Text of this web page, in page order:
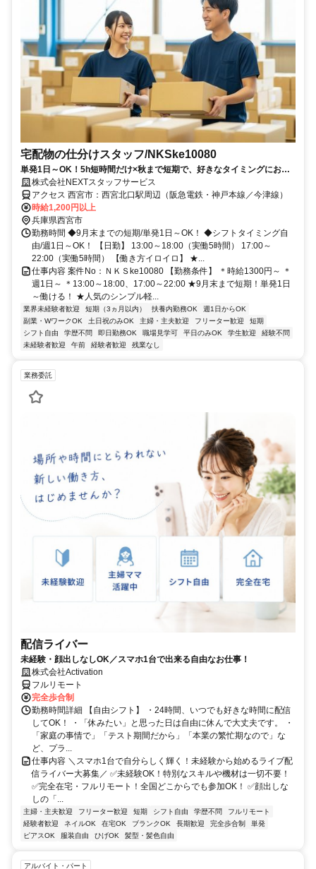
宅配物の仕分けスタッフ/NKSke10080
単発1日～OK！5h短時間だけ×秋まで短期で、好きなタイミングにお小
遣い稼ぎ★
株式会社NEXTスタッフサービス
アクセス 西宮市：西宮北口駅周辺（阪急電鉄・神戸本線／今津線）
時給1,200円以上
兵庫県西宮市
勤務時間 ◆9月末までの短期/単発1日～OK！ ◆シフトタイミング自
由/週1日～OK！ 【日勤】 13:00～18:00（実働5時間） 17:00～
22:00（実働5時間） 【働き方イロイロ】 ★...
仕事内容 案件No：ＮＫＳke10080 【勤務条件】 ＊時給1300円～ ＊
週1日～ ＊13:00～18:00、17:00～22:00 ★9月末まで短期！単発1日
～働ける！ ★人気のシンプル軽...
業界未経験者歓迎 短期（3ヵ月以内） 扶養内勤務OK
週1日からOK
副業・WワークOK
土日祝のみOK 主婦・主夫歓迎 フリーター歓迎
短期
シフト自由
学歴不問 即日勤務OK 職場見学可 平日のみOK 学生歓迎
経験不問
未経験者歓迎
午前 経験者歓迎 残業なし
業務委託
配信ライバー
未経験・顔出しなしOK／スマホ1台で出来る自由なお仕事！
株式会社Activation
フルリモート
完全歩合制
勤務時間詳細 【自由シフト】 ・24時間、いつでも好きな時間に配信
してOK！ ・「休みたい」と思った日は自由に休んで大丈夫です。 ・
「家庭の事情で」「テスト期間だから」「本業の繁忙期なので」な
ど、プラ...
仕事内容 ＼スマホ1台で自分らしく輝く！未経験から始めるライブ配
信ライバー大募集／ ✅未経験OK！特別なスキルや機材は一切不要！
✅完全在宅・フルリモート！全国どこからでも参加OK！ ✅顔出しな
しの「...
主婦・主夫歓迎 フリーター歓迎 短期 シフト自由 学歴不問
フルリモート
経験者歓迎
ネイルOK 在宅OK ブランクOK 長期歓迎 完全歩合制
単発
ピアスOK
服装自由 ひげOK 髪型・髪色自由
アルバイト・パート